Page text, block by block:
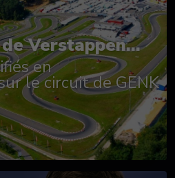
Verstappen...
en
le circuit de GENK